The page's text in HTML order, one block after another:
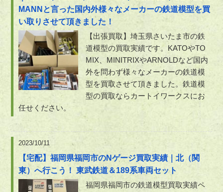
MANNと言った国内外様々なメーカーの鉄道模型を買
い取りさせて頂きました！
【出張買取】埼玉県さいたま市の鉄
道模型の買取実績です。KATOやTO
MIX、MINITRIXやARNOLDなど国内
外を問わず様々なメーカーの鉄道模
型を買取させて頂きました。鉄道模
型の買取ならカートイワークスにお
任せください。
2023/10/11
【宅配】福岡県福岡市のNゲージ買取実績｜北（関
東）へ行こう！ 東武鉄道＆189系車両セット
福岡県福岡市の鉄道模型買取実績ペ